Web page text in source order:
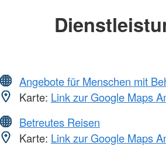
Angebote für Menschen mit
Karte: Link zur Google Maps
Betreutes Reisen
Karte: Link zur Google Maps